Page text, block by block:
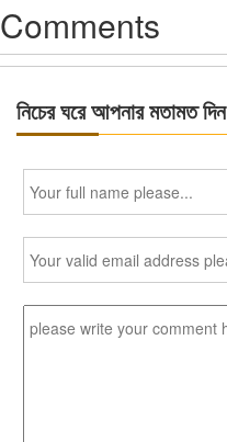
Comments
নিচের ঘরে আপনার মতামত দিন